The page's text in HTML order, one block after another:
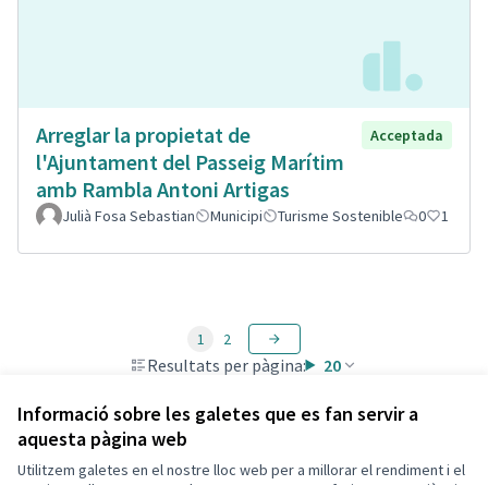
Informació sobre les galetes que es fan servir a
aquesta pàgina web
Utilitzem galetes en el nostre lloc web per a millorar el rendiment i el
Arreglar la propietat de
l'Ajuntament del Passeig Marítim
amb Rambla Antoni Artigas
Acceptada
Julià Fosa Sebastian Municipi Turisme Sostenible 0 1
Resultats per pàgina: 20
1 2
Termes i condicions d'ús